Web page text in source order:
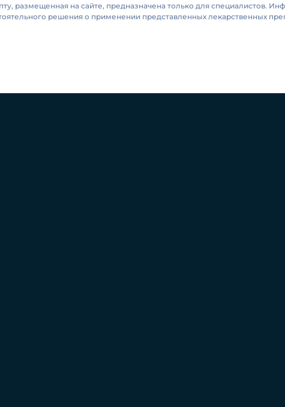
размещенная на сайте, предназначена только для специалистов.
решения о применении представленных лекарственных